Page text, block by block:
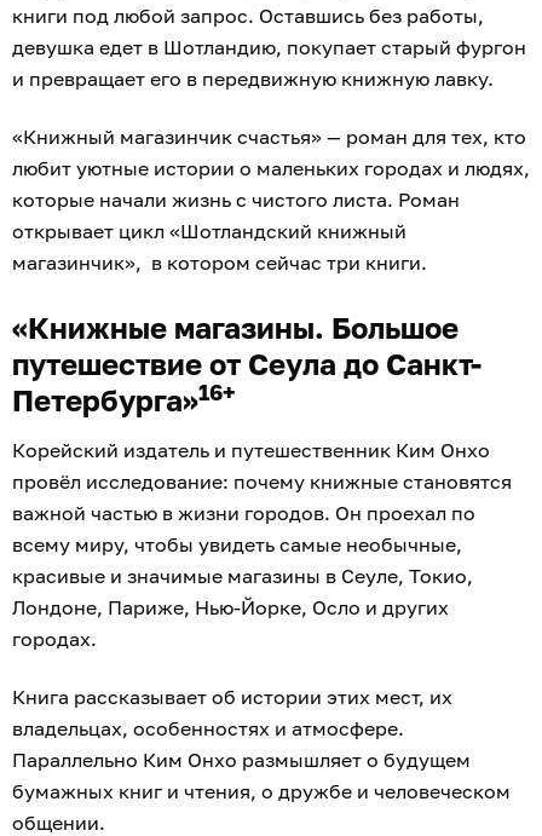
книги под любой запрос. Оставшись без работы,
девушка едет в Шотландию, покупает старый фургон
и превращает его в передвижную книжную лавку.
«Книжный магазинчик счастья» — роман для тех, кто
любит уютные истории о маленьких городах и людях,
которые начали жизнь с чистого листа. Роман
открывает цикл «Шотландский книжный
магазинчик», в котором сейчас три книги.
«Книжные магазины. Большое
путешествие от Сеула до Санкт-
Петербурга»16+
Корейский издатель и путешественник Ким Онхо
провёл исследование: почему книжные становятся
важной частью в жизни городов. Он проехал по
всему миру, чтобы увидеть самые необычные,
красивые и значимые магазины в Сеуле, Токио,
Лондоне, Париже, Нью-Йорке, Осло и других
городах.
Книга рассказывает об истории этих мест, их
владельцах, особенностях и атмосфере.
Параллельно Ким Онхо размышляет о будущем
бумажных книг и чтения, о дружбе и человеческом
общении.